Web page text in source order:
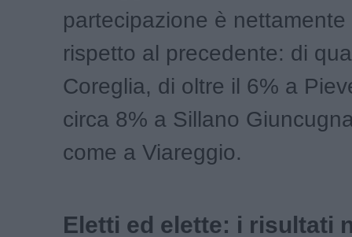
partecipazione è nettamente
rispetto al precedente: di
Coreglia, di oltre il 6% a
circa 8% a Sillano
come a Viareggio.
Eletti ed elette: i risultati